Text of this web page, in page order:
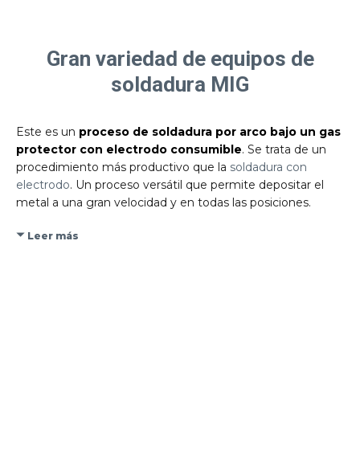
Gran variedad de equipos de
soldadura MIG
Este es un proceso de soldadura por arco bajo un gas
protector con electrodo consumible. Se trata de un
procedimiento más productivo que la soldadura con
electrodo. Un proceso versátil que permite depositar el
metal a una gran velocidad y en todas las posiciones.
Leer más